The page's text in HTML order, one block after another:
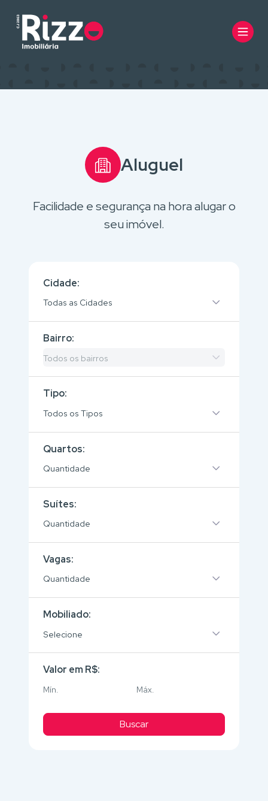
Aluguel
Facilidade e segurança na hora alugar o
seu imóvel.
Cidade:
Todas as Cidades
Bairro:
Todos os bairros
Tipo:
Todos os Tipos
Quartos:
Quantidade
Suítes:
Quantidade
Vagas:
Quantidade
Mobiliado:
Selecione
Valor em R$:
Buscar